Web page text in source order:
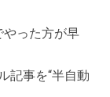
った方が早
記事を“半自動